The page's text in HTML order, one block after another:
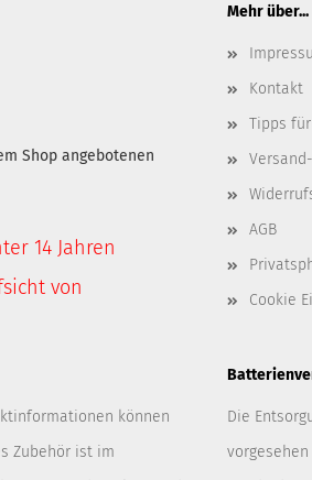
Shop angebotenen
14 Jahren
von
Mehr über...
Kontakt
Tipps
AGB
Cookie
können
Zubehör ist im
Die